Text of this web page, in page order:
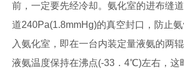
前，一定要先经冷却。氨化室的进布缝
道240Pa(1.8mmHg)的真空封口，防止
入氨化室，即在一台内装定量液氨的两
液氨温度保持在沸点(-33．4℃)左右，这